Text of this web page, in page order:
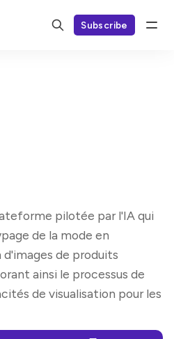
Subscribe
pilotée par l'IA qui
de la mode en
de produits
ainsi le processus de
de visualisation pour les